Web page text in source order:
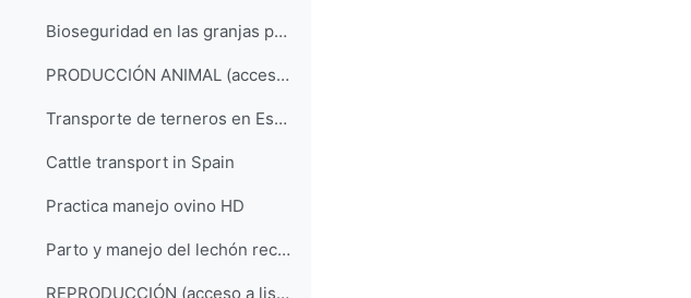
Bioseguridad en las granjas porcinas
PRODUCCIÓN ANIMAL (acceso a la lista de reproducción)
Transporte de terneros en España
Cattle transport in Spain
Practica manejo ovino HD
Parto y manejo del lechón recién nacido
REPRODUCCIÓN (acceso a lista de reproducción)